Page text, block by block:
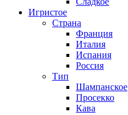
Игристое
Страна
Франция
Италия
Испания
Россия
Тип
Шампанское
Просекко
Кава